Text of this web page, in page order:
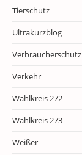
Tierschutz
Ultrakurzblog
Verbraucherschutz
Verkehr
Wahlkreis 272
Wahlkreis 273
Weißer